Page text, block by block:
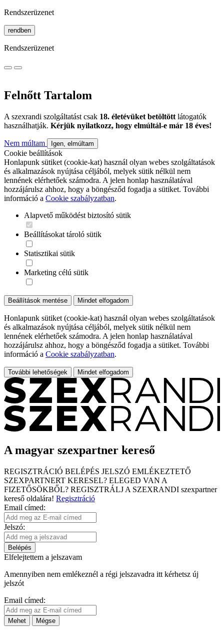
Rendszerüzenet
rendben
Rendszerüzenet
Felnőtt Tartalom
A szexrandi szolgáltatást csak 18. életévüket betöltött látogatók
használhatják. Kérjük nyilatkozz, hogy elmúltál-e már 18 éves!
Nem múltam Igen, elmúltam
Cookie beállítások
Honlapunk sütiket (cookie-kat) használ olyan webes szolgáltatások
és alkalmazások nyújtása céljából, melyek sütik nélkül nem
lennének elérhetőek számodra. A jelen honlap használatával
hozzájárulsz ahhoz, hogy a böngésződ fogadja a sütiket. További
információ a Cookie szabályzatban.
Alapvető működést biztosító sütik
Beállításokat tároló sütik
Statisztikai sütik
Marketing célú sütik
Beállítások mentése Mindet elfogadom
Honlapunk sütiket (cookie-kat) használ olyan webes szolgáltatások
és alkalmazások nyújtása céljából, melyek sütik nélkül nem
lennének elérhetőek számodra. A jelen honlap használatával
hozzájárulsz ahhoz, hogy a böngésződ fogadja a sütiket. További
információ a Cookie szabályzatban.
További lehetőségek Mindet elfogadom
A magyar szexpartner kereső
REGISZTRÁCIÓ BELÉPÉS JELSZÓ EMLÉKEZTETŐ
SZEXPARTNERT KERESEL? ELEGED VAN A
FIZETŐSÖKBŐL? REGISZTRÁLJ A SZEXRANDI szexpartner
kereső oldalára! Regisztráció
Email címed:
Jelszó:
Belépés
Elfelejtettem a jelszavam
Amennyiben nem emlékeznél a régi jelszavadra itt kérhetsz új
jelszót
Email címed:
Mehet Mégse